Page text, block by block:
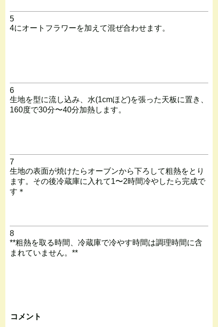
5
4にオートフラワーを加えて混ぜ合わせます。
6
生地を型に流し込み、水(1cmほど)を張った天板に置き、
160度で30分〜40分加熱します。
7
生地の表面が焼けたらオーブンから下ろして粗熱をとり
ます。その後冷蔵庫に入れて1〜2時間冷やしたら完成で
す＊
8
**粗熱を取る時間、冷蔵庫で冷やす時間は調理時間に含
まれていません。**
コメント